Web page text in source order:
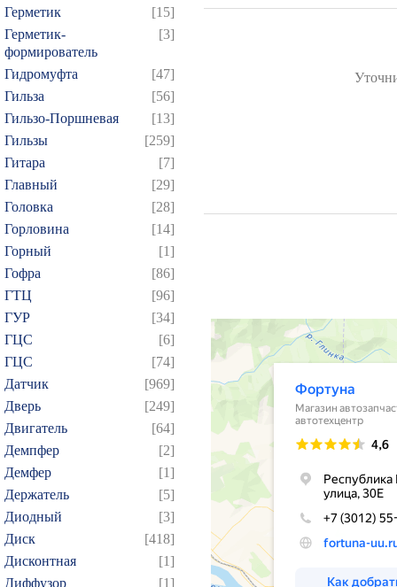
Герметик
[15]
Герметик-
формирователь
[3]
Гидромуфта
[47]
Гильза
[56]
Гильзо-Поршневая
[13]
Гильзы
[259]
Гитара
[7]
Главный
[29]
Головка
[28]
Горловина
[14]
Горный
[1]
Гофра
[86]
ГТЦ
[96]
ГУР
[34]
ГЦC
[6]
ГЦС
[74]
Датчик
[969]
Дверь
[249]
Двигатель
[64]
Демпфер
[2]
Демфер
[1]
Держатель
[5]
Диодный
[3]
Диск
[418]
Дисконтная
[1]
Диффузор
[1]